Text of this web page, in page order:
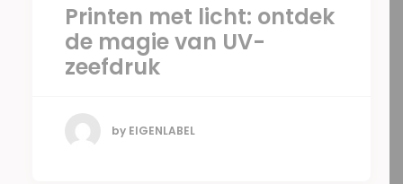
Printen met licht: ontdek
de magie van UV-
zeefdruk
by EIGENLABEL